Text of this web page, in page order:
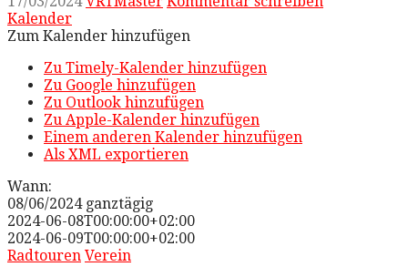
Kalender
Zum Kalender hinzufügen
Zu Timely-Kalender hinzufügen
Zu Google hinzufügen
Zu Outlook hinzufügen
Zu Apple-Kalender hinzufügen
Einem anderen Kalender hinzufügen
Als XML exportieren
Wann:
08/06/2024 ganztägig
2024-06-08T00:00:00+02:00
2024-06-09T00:00:00+02:00
Radtouren Verein